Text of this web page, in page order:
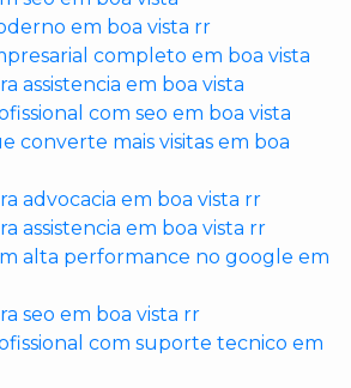
em boa vista rr
completo em boa vista
assistencia em boa vista
com seo em boa vista
converte mais visitas em boa
advocacia em boa vista rr
assistencia em boa vista rr
alta performance no google em
seo em boa vista rr
com suporte tecnico em